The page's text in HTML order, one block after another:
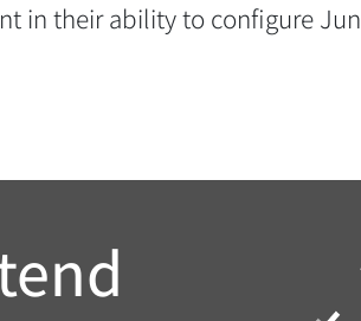
in their ability to configure